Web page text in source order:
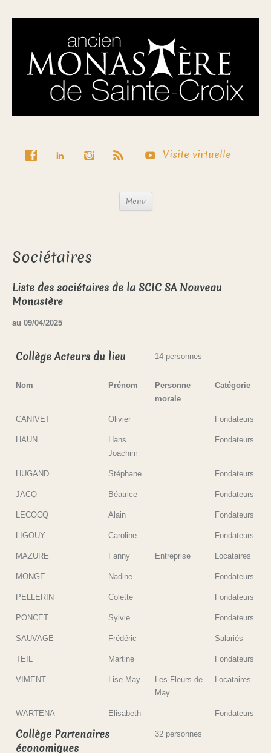
Visite virtuelle
Menu
Sociétaires
Liste des sociétaires de la SCIC SA Nouveau
Monastère
au 09/04/2025
Collège Acteurs du lieu 14 personnes
Nom Prénom
Personne
morale
Catégorie
CANIVET Olivier Fondateurs
HAUN
Hans
Joachim
Fondateurs
HUGAND Stéphane Fondateurs
JACQ Béatrice Fondateurs
LECOCQ Alain Fondateurs
LIGOUY Caroline Fondateurs
MAZURE Fanny Entreprise Locataires
MONGE Nadine Fondateurs
PELLERIN Colette Fondateurs
PONCET Sylvie Fondateurs
SAUVAGE Frédéric Salariés
TEIL Martine Fondateurs
VIMENT Lise-May
Les Fleurs de
May
Locataires
WARTENA Elisabeth Fondateurs
Collège Partenaires
économiques
32 personnes